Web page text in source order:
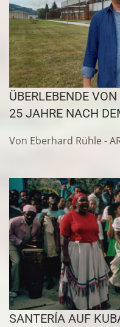
ÜBERLEBENDE
25 JAHRE NACH
Von Eberhard Rühle -
SANTERÍA AUF